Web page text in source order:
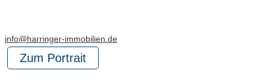
info@harringer-immobilien.de
Zum Portrait